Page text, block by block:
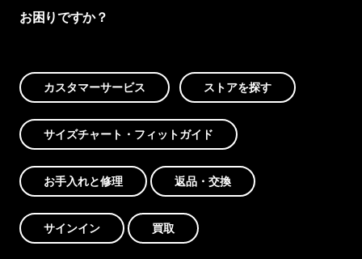
お困りですか？
カスタマーサービス ストアを探す
サイズチャート・フィットガイド
お手入れと修理 返品・交換
サインイン 買取